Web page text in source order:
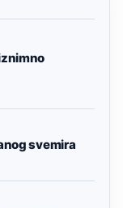
svemira